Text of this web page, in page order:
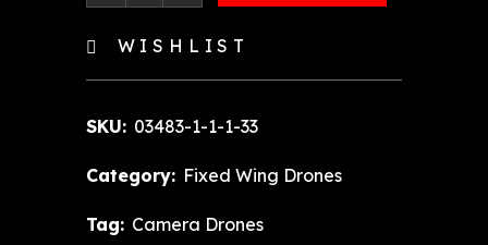
WISHLIST
SKU: 03483-1-1-1-33
Category: Fixed Wing Drones
Tag: Camera Drones